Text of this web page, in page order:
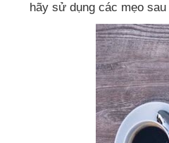
hãy sử dụng các mẹo sau